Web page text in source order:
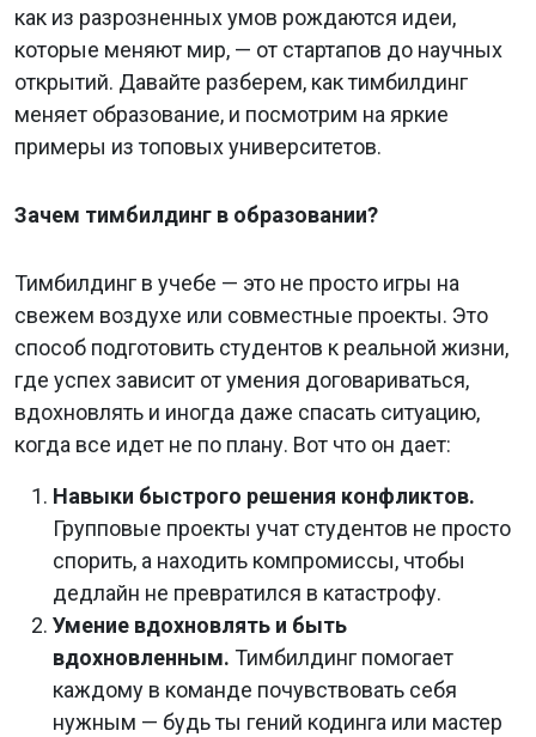
как из разрозненных умов рождаются идеи,
которые меняют мир, — от стартапов до научных
открытий. Давайте разберем, как тимбилдинг
меняет образование, и посмотрим на яркие
примеры из топовых университетов.
Зачем тимбилдинг в образовании?
Тимбилдинг в учебе — это не просто игры на
свежем воздухе или совместные проекты. Это
способ подготовить студентов к реальной жизни,
где успех зависит от умения договариваться,
вдохновлять и иногда даже спасать ситуацию,
когда все идет не по плану. Вот что он дает:
Навыки быстрого решения конфликтов.
Групповые проекты учат студентов не просто
спорить, а находить компромиссы, чтобы
дедлайн не превратился в катастрофу.
Умение вдохновлять и быть
вдохновленным. Тимбилдинг помогает
каждому в команде почувствовать себя
нужным — будь ты гений кодинга или мастер